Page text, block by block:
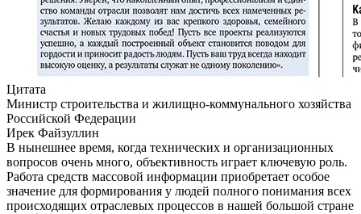
Цитата
Министр строительства и жилищно-коммунального хозяйства
Российской Федерации
Ирек Файзуллин
В нынешнее время, когда технических и организационных
вопросов очень много, объективность играет ключевую роль.
Работа средств массовой информации приобретает особое
значение для формирования у людей полного понимания всех
происходящих отраслевых процессов в нашей большой стране